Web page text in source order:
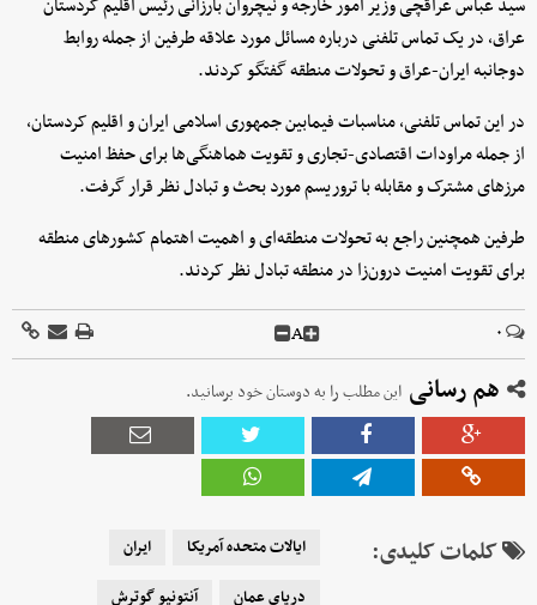
سید عباس عراقچی وزیر امور خارجه و نیچروان بارزانی رئیس اقلیم کردستان
عراق، در یک تماس تلفنی درباره مسائل مورد علاقه طرفین از جمله روابط
دوجانبه ایران-عراق و تحولات منطقه گفتگو کردند.
در این تماس تلفنی، مناسبات فیمابین جمهوری اسلامی ایران و اقلیم کردستان،
از جمله مراودات اقتصادی-تجاری و تقویت هماهنگی‌ها برای حفظ امنیت
مرزهای مشترک و مقابله با تروریسم مورد بحث و تبادل نظر قرار گرفت.
طرفین همچنین راجع به تحولات منطقه‌ای و اهمیت اهتمام کشورهای منطقه
برای تقویت امنیت درون‌زا در منطقه تبادل نظر کردند.
۰ A
هم رسانی این مطلب را به دوستان خود برسانید.
کلمات کلیدی: ایالات متحده آمریکا
ایران
دریای عمان
آنتونیو گوترش